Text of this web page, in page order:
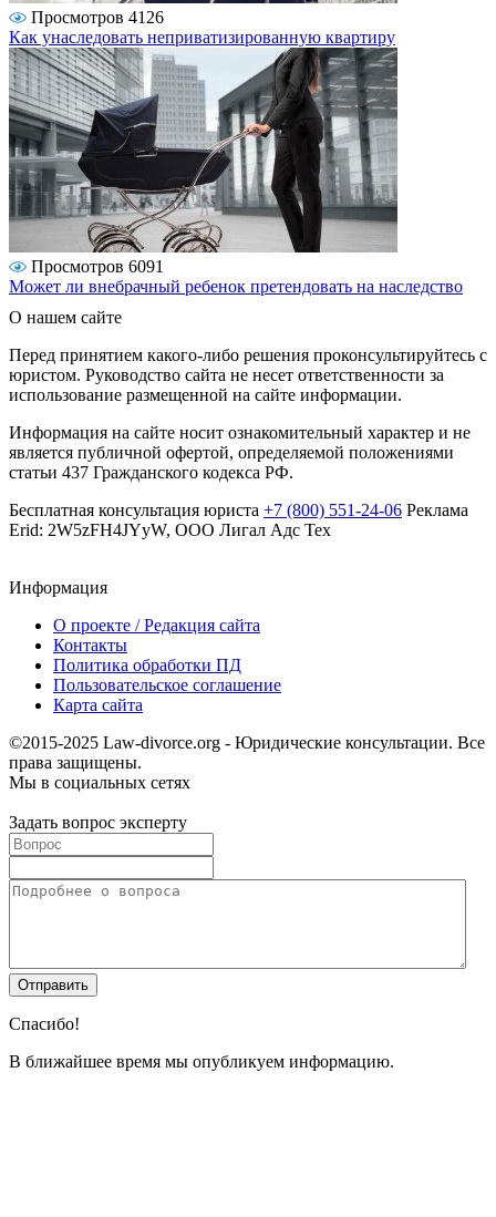
Просмотров 4126
Как унаследовать неприватизированную квартиру
Просмотров 6091
Может ли внебрачный ребенок претендовать на наследство
О нашем сайте
Перед принятием какого-либо решения проконсультируйтесь с
юристом. Руководство сайта не несет ответственности за
использование размещенной на сайте информации.
Информация на сайте носит ознакомительный характер и не
является публичной офертой, определяемой положениями
статьи 437 Гражданского кодекса РФ.
Бесплатная консультация юриста +7 (800) 551-24-06 Реклама
Erid: 2W5zFH4JYyW, ООО Лигал Адс Тех
Информация
О проекте / Редакция сайта
Контакты
Политика обработки ПД
Пользовательское соглашение
Карта сайта
©2015-2025 Law-divorce.org - Юридические консультации. Все
права защищены.
Мы в социальных сетях
Задать вопрос эксперту
Спасибо!
В ближайшее время мы опубликуем информацию.